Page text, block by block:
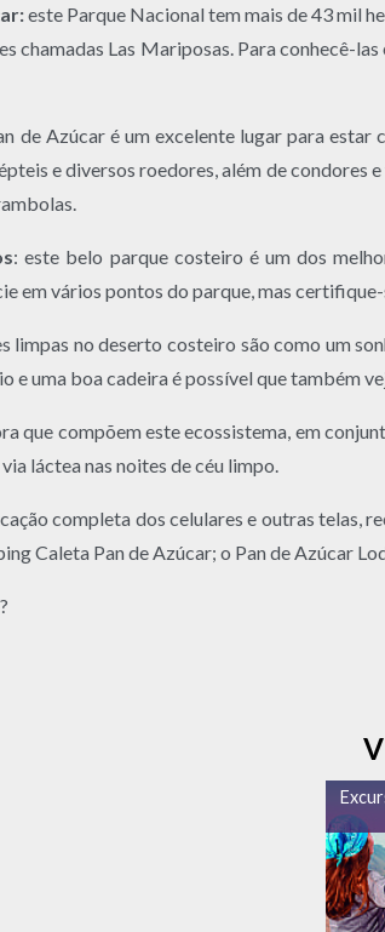
este Parque Nacional tem mais de 43 mil
chamadas Las Mariposas. Para conhecê-
de Azúcar é um excelente lugar para
e diversos roedores, além de
: este belo parque costeiro é um dos
em vários pontos do parque, mas
limpas no deserto costeiro são como um
e uma boa cadeira é possível que também
que compõem este ecossistema, em
láctea nas noites de céu limpo.
completa dos celulares e outras telas,
Caleta Pan de Azúcar; o Pan de Azúcar